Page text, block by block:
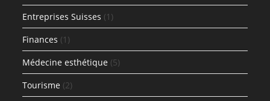
Entreprises Suisses (1)
Finances (1)
Médecine esthétique (5)
Tourisme (2)